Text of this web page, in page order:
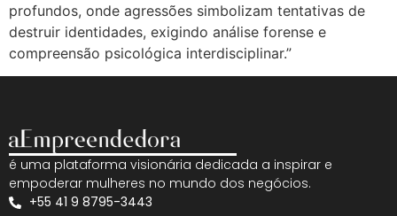
profundos, onde agressões simbolizam tentativas de
destruir identidades, exigindo análise forense e
compreensão psicológica interdisciplinar.”
é uma plataforma visionária dedicada a inspirar e
empoderar mulheres no mundo dos negócios.
+55 41 9 8795-3443